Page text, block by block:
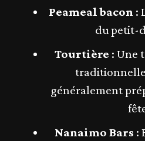
Peameal bacon :
du petit-
Tourtière : Une
généralement
Nanaimo Bars :